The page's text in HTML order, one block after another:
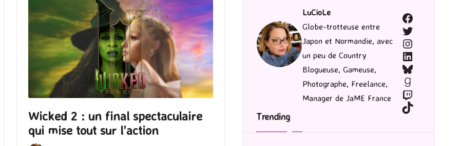
Wicked 2 : un final spectaculaire
qui mise tout sur l’action
LuCioLe
Globe-trotteuse entre
Japon et Normandie, avec
un peu de Country
Blogueuse, Gameuse,
Photographe, Freelance,
Manager de JaME France
Facebook
Twitter
Instagram
LinkedIn
Bluesky
Goodreads
Twitch
TikTok
Trending